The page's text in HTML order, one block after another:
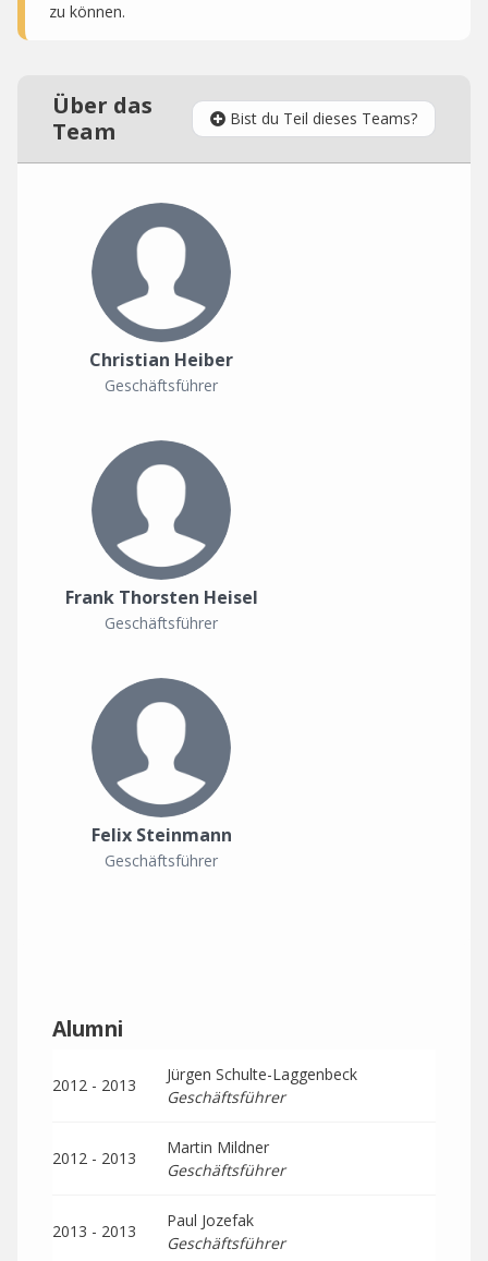
zu können.
Über das
Team
Bist du Teil dieses Teams?
Christian Heiber
Geschäftsführer
Frank Thorsten Heisel
Geschäftsführer
Felix Steinmann
Geschäftsführer
Alumni
2012 - 2013
Jürgen Schulte-Laggenbeck
Geschäftsführer
2012 - 2013
Martin Mildner
Geschäftsführer
2013 - 2013
Paul Jozefak
Geschäftsführer